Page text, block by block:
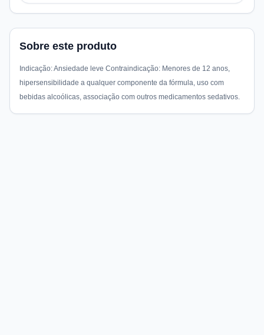
Sobre este produto
Indicação: Ansiedade leve Contraindicação: Menores de 12 anos,
hipersensibilidade a qualquer componente da fórmula, uso com
bebidas alcoólicas, associação com outros medicamentos sedativos.